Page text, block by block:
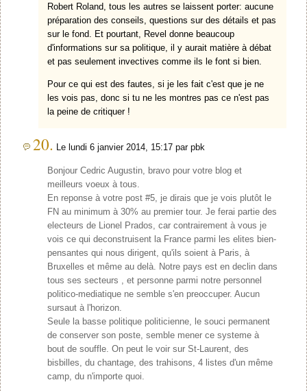
Robert Roland, tous les autres se laissent porter: aucune
préparation des conseils, questions sur des détails et pas
sur le fond. Et pourtant, Revel donne beaucoup
d'informations sur sa politique, il y aurait matière à débat
et pas seulement invectives comme ils le font si bien.
Pour ce qui est des fautes, si je les fait c'est que je ne
les vois pas, donc si tu ne les montres pas ce n'est pas
la peine de critiquer !
20. Le lundi 6 janvier 2014, 15:17 par pbk
Bonjour Cedric Augustin, bravo pour votre blog et
meilleurs voeux à tous.
En reponse à votre post #5, je dirais que je vois plutôt le
FN au minimum à 30% au premier tour. Je ferai partie des
electeurs de Lionel Prados, car contrairement à vous je
vois ce qui deconstruisent la France parmi les elites bien-
pensantes qui nous dirigent, qu'ils soient à Paris, à
Bruxelles et même au delà. Notre pays est en declin dans
tous ses secteurs , et personne parmi notre personnel
politico-mediatique ne semble s'en preoccuper. Aucun
sursaut à l'horizon.
Seule la basse politique politicienne, le souci permanent
de conserver son poste, semble mener ce systeme à
bout de souffle. On peut le voir sur St-Laurent, des
bisbilles, du chantage, des trahisons, 4 listes d'un même
camp, du n'importe quoi.